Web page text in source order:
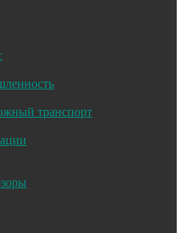
транспорт